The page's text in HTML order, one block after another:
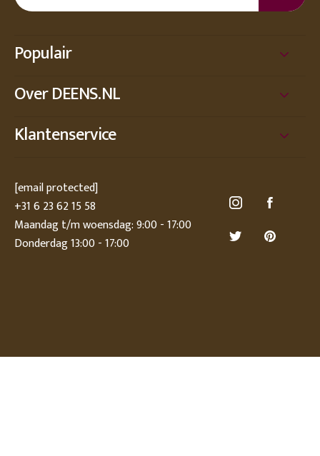
Populair
Over DEENS.NL
Klantenservice
[email protected]
+31 6 23 62 15 58
Maandag t/m woensdag: 9:00 - 17:00
Donderdag 13:00 - 17:00